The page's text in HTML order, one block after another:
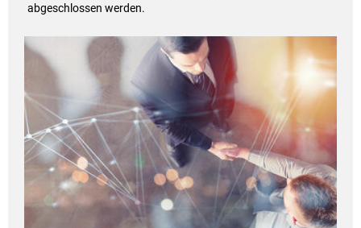
abgeschlossen werden.